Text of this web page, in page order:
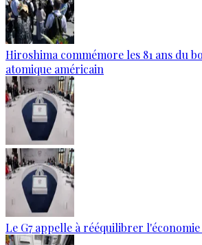
Hiroshima commémore les 81 ans du
atomique américain
Le G7 appelle à rééquilibrer